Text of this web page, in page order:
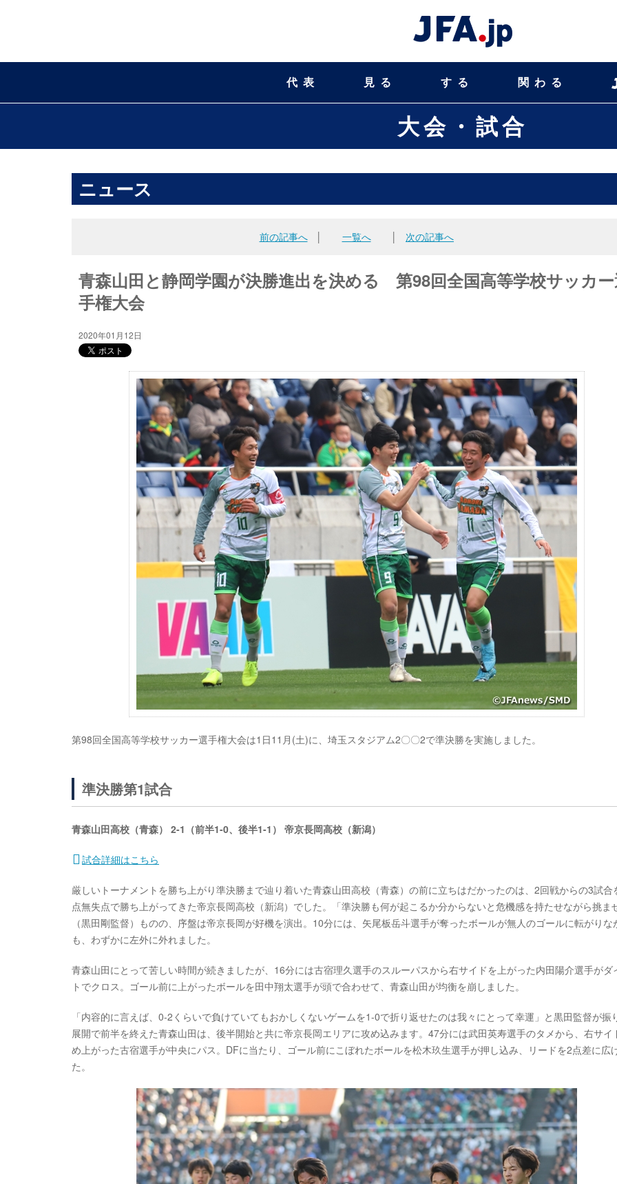
代表 見る する 関わる
大会・試合
ニュース
前の記事へ│ 一覧へ 次の記事へ
青森山田と静岡学園が決勝進出を決める 第98回全国高等学校サッカ
手権大会
2020年01月12日
第98回全国高等学校サッカー選手権大会は1日11月(土)に、埼玉スタジアム2〇〇2で準決勝を実施しました。
準決勝第1試合
青森山田高校（青森） 2-1（前半1-0、後半1-1） 帝京長岡高校（新潟）
試合詳細はこちら
厳しいトーナメントを勝ち上がり準決勝まで辿り着いた青森山田高校（青森）の前に立ちはだかったのは、2回戦からの3試合
点無失点で勝ち上がってきた帝京長岡高校（新潟）でした。「準決勝も何が起こるか分からないと危機感を持たせながら挑ま
（黒田剛監督）ものの、序盤は帝京長岡が好機を演出。10分には、矢尾板岳斗選手が奪ったボールが無人のゴールに転がりな
も、わずかに左外に外れました。
青森山田にとって苦しい時間が続きましたが、16分には古宿理久選手のスルーパスから右サイドを上がった内田陽介選手がダ
トでクロス。ゴール前に上がったボールを田中翔太選手が頭で合わせて、青森山田が均衡を崩しました。
「内容的に言えば、0-2くらいで負けていてもおかしくないゲームを1-0で折り返せたのは我々にとって幸運」と黒田監督が振
展開で前半を終えた青森山田は、後半開始と共に帝京長岡エリアに攻め込みます。47分には武田英寿選手のタメから、右サイ
め上がった古宿選手が中央にパス。DFに当たり、ゴール前にこぼれたボールを松木玖生選手が押し込み、リードを2点差に広
た。